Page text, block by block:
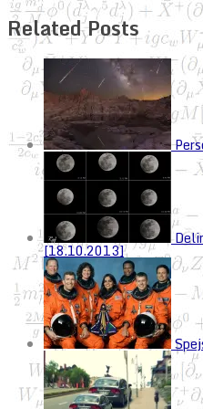
Related Posts
[18.10.2013]